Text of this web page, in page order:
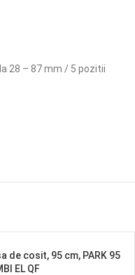
28 – 87 mm / 5 pozitii
de cosit, 95 cm, PARK 95
EL QF